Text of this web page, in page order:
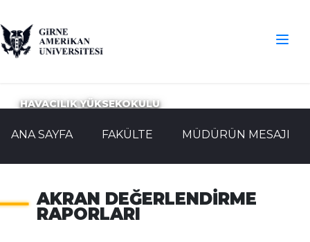
HAVACILIK YÜKSEKOKULU
ANA SAYFA FAKÜLTE MÜDÜRÜN MESAJI
AKRAN DEĞERLENDIRME
RAPORLARI